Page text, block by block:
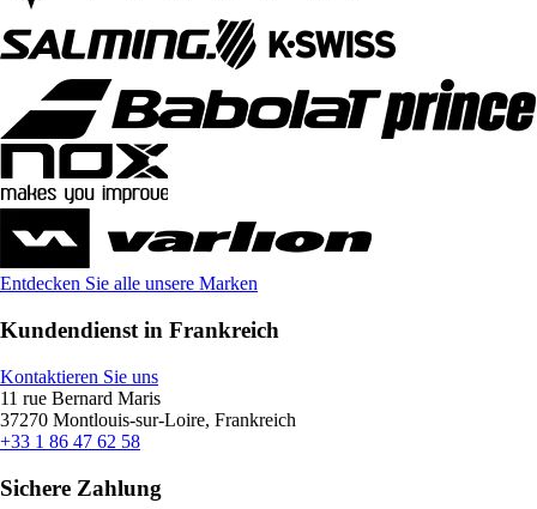
Entdecken Sie alle unsere Marken
Kundendienst in Frankreich
Kontaktieren Sie uns
11 rue Bernard Maris
37270 Montlouis-sur-Loire, Frankreich
+33 1 86 47 62 58
Sichere Zahlung